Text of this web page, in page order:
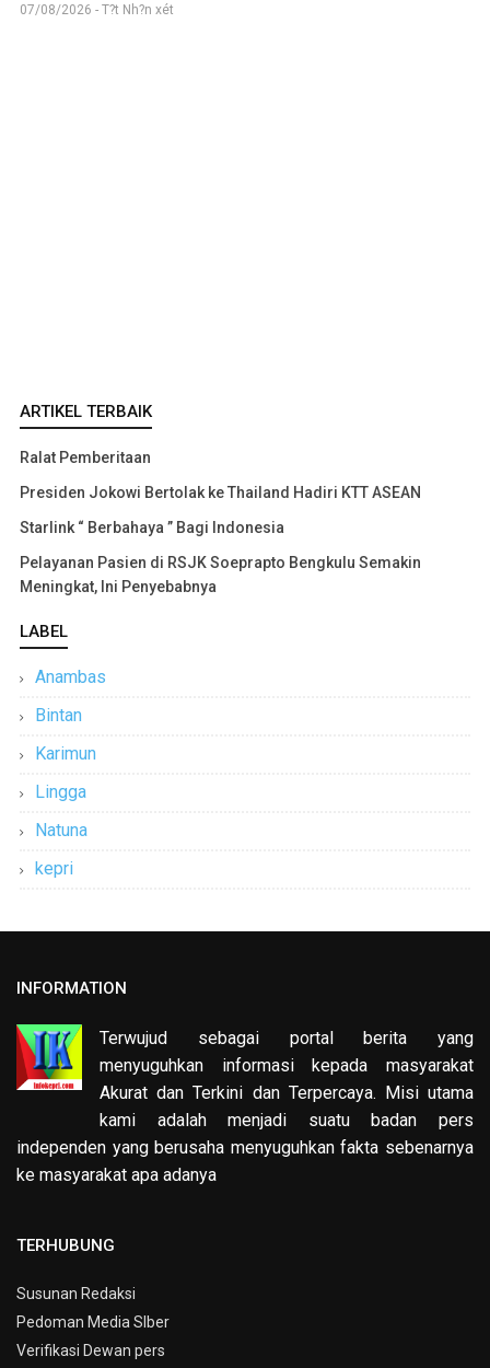
07/08/2026 - T?t Nh?n xét
ARTIKEL TERBAIK
Ralat Pemberitaan
Presiden Jokowi Bertolak ke Thailand Hadiri KTT ASEAN
Starlink “ Berbahaya ” Bagi Indonesia
Pelayanan Pasien di RSJK Soeprapto Bengkulu Semakin
Meningkat, Ini Penyebabnya
LABEL
Anambas
Bintan
Karimun
Lingga
Natuna
kepri
INFORMATION
Terwujud sebagai portal berita yang
menyuguhkan informasi kepada masyarakat
Akurat dan Terkini dan Terpercaya. Misi utama
kami adalah menjadi suatu badan pers
independen yang berusaha menyuguhkan fakta sebenarnya
ke masyarakat apa adanya
TERHUBUNG
Susunan Redaksi
Pedoman Media SIber
Verifikasi Dewan pers